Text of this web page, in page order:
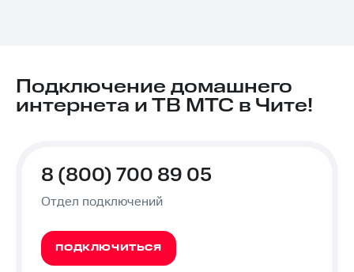
Подключение домашнего
интернета и ТВ МТС в Чите!
8 (800) 700 89 05
Отдел подключений
ПОДКЛЮЧИТЬСЯ